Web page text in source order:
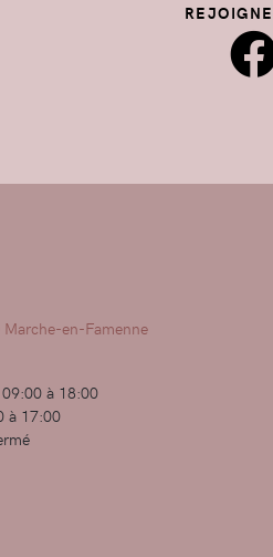
en-Famenne
à 18:00
à 17:00